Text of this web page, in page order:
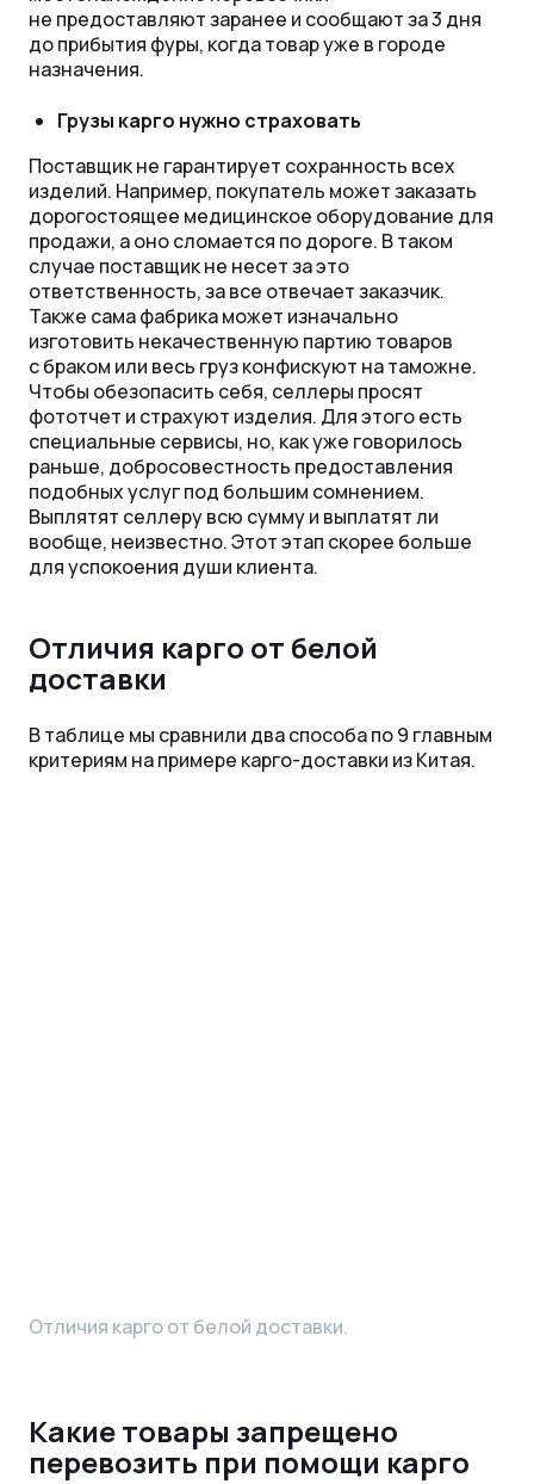
не предоставляют заранее и сообщают за 3 дня
до прибытия фуры, когда товар уже в городе
назначения.
Грузы карго нужно страховать
Поставщик не гарантирует сохранность всех
изделий. Например, покупатель может заказать
дорогостоящее медицинское оборудование для
продажи, а оно сломается по дороге. В таком
случае поставщик не несет за это
ответственность, за все отвечает заказчик.
Также сама фабрика может изначально
изготовить некачественную партию товаров
с браком или весь груз конфискуют на таможне.
Чтобы обезопасить себя, селлеры просят
фототчет и страхуют изделия. Для этого есть
специальные сервисы, но, как уже говорилось
раньше, добросовестность предоставления
подобных услуг под большим сомнением.
Выплятят селлеру всю сумму и выплатят ли
вообще, неизвестно. Этот этап скорее больше
для успокоения души клиента.
Отличия карго от белой
доставки
В таблице мы сравнили два способа по 9 главным
критериям на примере карго-доставки из Китая.
Отличия карго от белой доставки.
Какие товары запрещено
перевозить при помощи карго